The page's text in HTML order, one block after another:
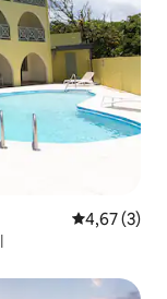
4,67 de
4,67 (3)